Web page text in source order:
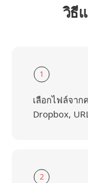
วิธี
1
เลือกไฟล์จาก
Dropbox,
2